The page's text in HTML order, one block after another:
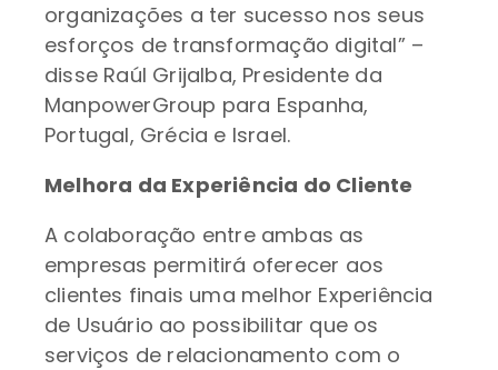
organizações a ter sucesso nos seus
esforços de transformação digital” –
disse Raúl Grijalba, Presidente da
ManpowerGroup para Espanha,
Portugal, Grécia e Israel.
Melhora da Experiência do Cliente
A colaboração entre ambas as
empresas permitirá oferecer aos
clientes finais uma melhor Experiência
de Usuário ao possibilitar que os
serviços de relacionamento com o